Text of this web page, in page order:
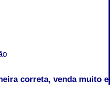
correta, venda muito e